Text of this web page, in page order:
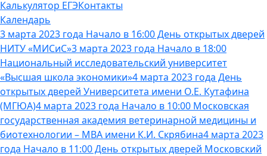
Калькулятор ЕГЭКонтакты
Календарь
3 марта 2023 года Начало в 16:00 День открытых дверей
НИТУ «МИСиС»3 марта 2023 года Начало в 18:00
Национальный исследовательский университет
«Высшая школа экономики»4 марта 2023 года День
открытых дверей Университета имени О.Е. Кутафина
(МГЮА)4 марта 2023 года Начало в 10:00 Московская
государственная академия ветеринарной медицины и
биотехнологии – МВА имени К.И. Скрябина4 марта 2023
года Начало в 11:00 День открытых дверей Московский